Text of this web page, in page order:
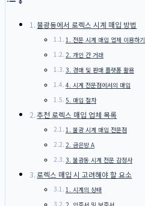
불광동에서 로렉스 시계 매입 방법
1. 전문 시계 매입 업체 이용하기
2. 개인 간 거래
3. 경매 및 판매 플랫폼 활용
4. 시계 전문점에서의 매입
5. 매입 절차
추천 로렉스 매입 업체 목록
1. 불광 시계 매입 전문점
2. 금은방 A
3. 불광동 시계 전문 감정사
로렉스 매입 시 고려해야 할 요소
1. 시계의 상태